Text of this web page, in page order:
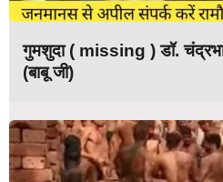
गुमशुदा ( missing ) डॉ.
(बाबू जी)